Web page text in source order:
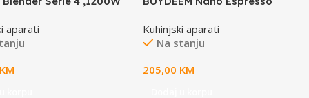
aparati
KM
Oat White
Kuhinjski aparati
Na stanju
205,00 KM